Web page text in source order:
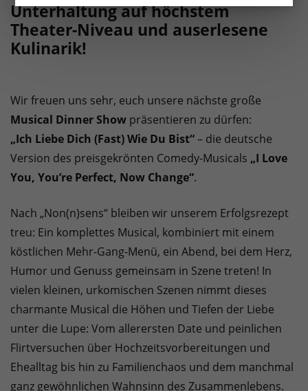
Unterhaltung auf höchstem
Theater-Niveau und auserlesene
Kulinarik!
Wir freuen uns sehr, euch unsere nächste große
Musical Dinner Show präsentieren zu dürfen:
„Ich Liebe Dich (Fast) Wie Du Bist“– die deutsche
Version des preisgekrönten Comedy-Musicals „I Love
You, You’re Perfect, Now Change“.
Nach „Non(n)sens“ bleiben wir unserem Erfolgsrezept
treu: Ein komplettes Musical, kombiniert mit einem
köstlichen Mehr-Gang-Menü, ein Abend, bei dem Herz,
Humor und Genuss gemeinsam in Szene treten! In
vielen kleinen, urkomischen Szenen nimmt dieses
charmante Musical die Höhen und Tiefen der Liebe
unter die Lupe: Vom allerersten Date und peinlichen
Flirtversuchen über Hochzeitsvorbereitungen und
Ehealltag bis hin zu Familienchaos und dem manchmal
ganz gewöhnlichen Wahnsinn des Zusammenlebens.